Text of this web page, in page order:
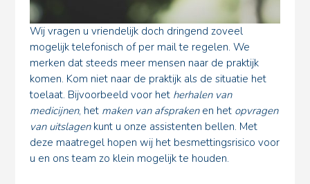
Wij vragen u vriendelijk doch dringend zoveel
mogelijk telefonisch of per mail te regelen. We
merken dat steeds meer mensen naar de praktijk
komen. Kom niet naar de praktijk als de situatie het
toelaat. Bijvoorbeeld voor het herhalen van
medicijnen, het maken van afsprakenen het opvragen
van uitslagenkunt u onze assistenten bellen. Met
deze maatregel hopen wij het besmettingsrisico voor
u en ons team zo klein mogelijk te houden.